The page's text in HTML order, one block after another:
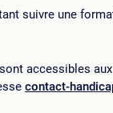
suivre une
accessibles
contact-